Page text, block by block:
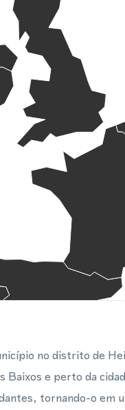
no distrito de
Baixos e perto da
tornando-o em